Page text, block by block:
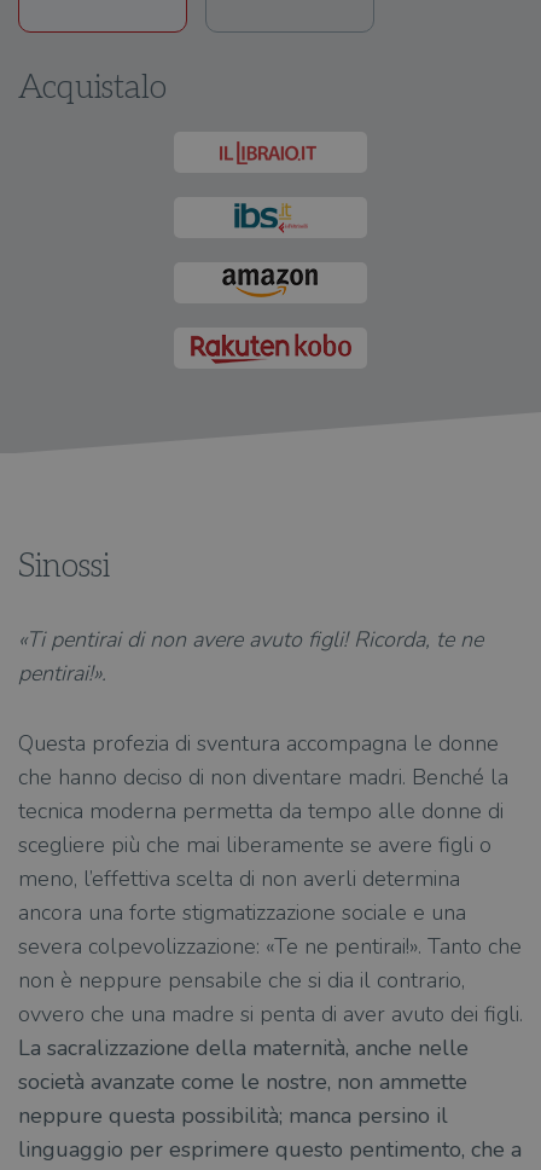
Acquistalo
Sinossi
«Ti pentirai di non avere avuto figli! Ricorda, te ne
pentirai!».
Questa profezia di sventura accompagna le donne
che hanno deciso di non diventare madri. Benché la
tecnica moderna permetta da tempo alle donne di
scegliere più che mai liberamente se avere figli o
meno, l’effettiva scelta di non averli determina
ancora una forte stigmatizzazione sociale e una
severa colpevolizzazione: «Te ne pentirai!». Tanto che
non è neppure pensabile che si dia il contrario,
ovvero che una madre si penta di aver avuto dei figli.
La sacralizzazione della maternità, anche nelle
società avanzate come le nostre, non ammette
neppure questa possibilità; manca persino il
linguaggio per esprimere questo pentimento, che a